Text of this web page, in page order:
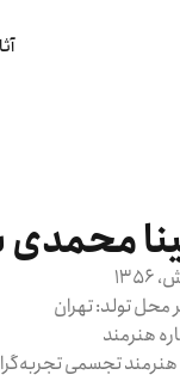
، 1356
محل تولد:تهران
هنرمند
تجربه‌گرا و جستجوگر هستم و زندگی‌ام٬مسیر هنری‌ام را می‌سازد.